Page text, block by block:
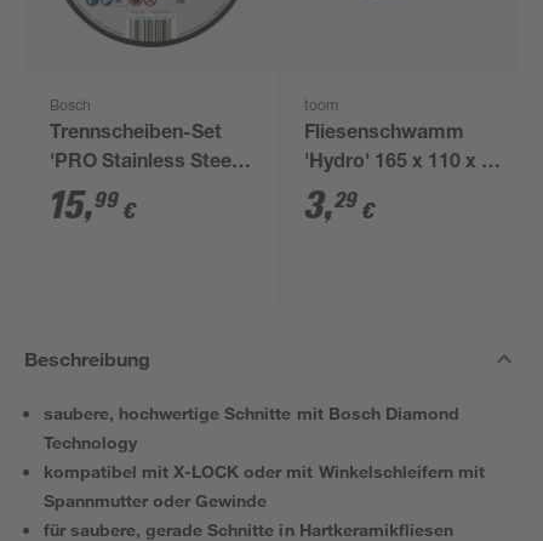
Bosch
Trennscheiben-Set
'PRO Stainless Steel
and Metal X-Lock' Ø
125 mm 10-teilig
15,99 €
toom
Fliesenschwamm
'Hydro' 165 x 110 x 65
mm
3,29 €
Beschreibung
saubere, hochwertige Schnitte mit Bosch Diamond
Technology
kompatibel mit X-LOCK oder mit Winkelschleifern mit
Spannmutter oder Gewinde
für saubere, gerade Schnitte in Hartkeramikfliesen